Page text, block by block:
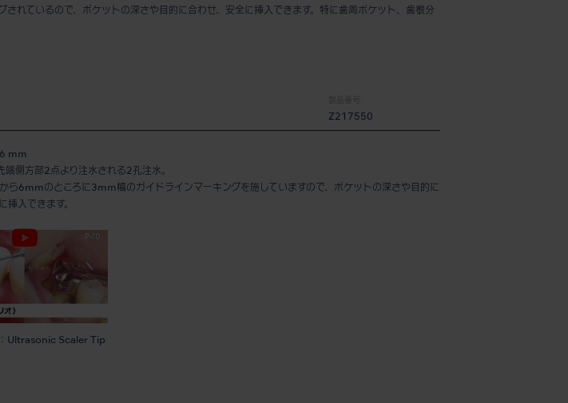
れているので、ポケットの深さや目的に合わせ、安全に挿入できます。特に歯周ポケット、歯根分
製品番号:
Z217550
mm
端側方部2点より注水される2孔注水。
ら6mmのところに3mm幅のガイドラインマーキングを施していますので、ポケットの深さや目的に
挿入できます。
Ultrasonic Scaler Tip